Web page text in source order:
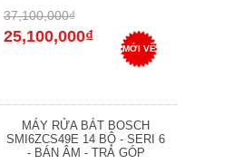
37,100,000₫
25,100,000₫
MỚI VỀ
MÁY RỬA BÁT BOSCH
SMI6ZCS49E 14 BỘ - SERI 6
- BÁN ÂM - TRẢ GÓP